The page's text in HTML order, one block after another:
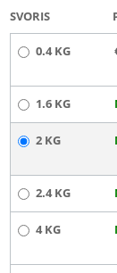
SVORIS
0.4 KG
1.6 KG
2 KG
2.4 KG
4 KG